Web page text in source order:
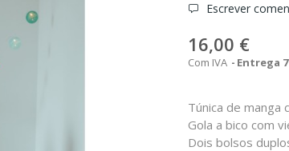
Escrever
16,00 €
Com IVA Entrega
Túnica de manga
Gola a bico com
Dois bolsos